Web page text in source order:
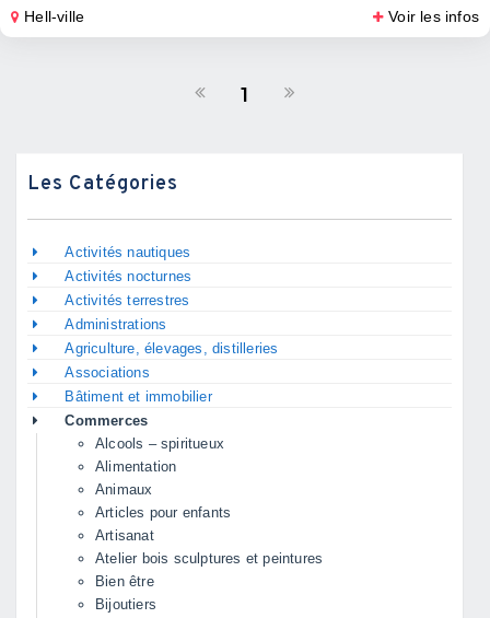
Hell-ville Voir les infos
1
Les Catégories
Activités nautiques
Activités nocturnes
Activités terrestres
Administrations
Agriculture, élevages, distilleries
Associations
Bâtiment et immobilier
Commerces
Alcools – spiritueux
Alimentation
Animaux
Articles pour enfants
Artisanat
Atelier bois sculptures et peintures
Bien être
Bijoutiers